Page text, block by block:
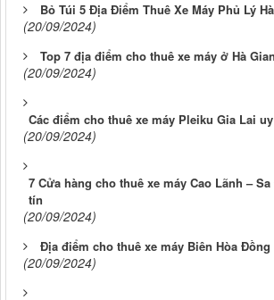
Bỏ Túi 5 Địa Điểm Thuê Xe Máy Phủ Lý
(20/09/2024)
Top 7 địa điểm cho thuê xe máy ở Hà
(20/09/2024)
Các điểm cho thuê xe máy Pleiku Gia Lai
(20/09/2024)
7 Cửa hàng cho thuê xe máy Cao Lãnh –
tín
(20/09/2024)
Địa điểm cho thuê xe máy Biên Hòa
(20/09/2024)